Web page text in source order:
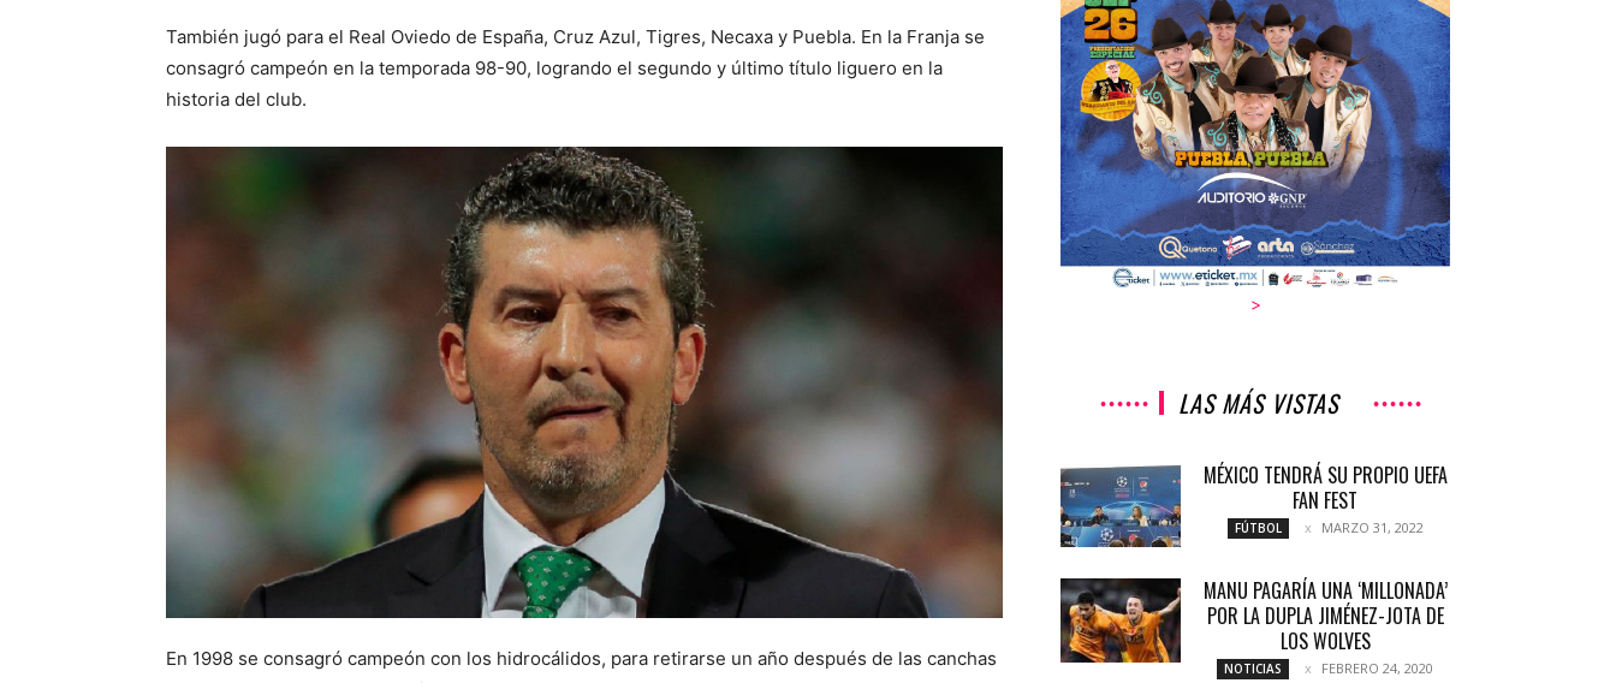
También jugó para el Real Oviedo de España, Cruz Azul, Tigres, Necaxa y Puebla. En la Franja se
consagró campeón en la temporada 98-90, logrando el segundo y último título liguero en la
historia del club.
En 1998 se consagró campeón con los hidrocálidos, para retirarse un año después de las canchas
>
LAS MÁS VISTAS
MÉXICO TENDRÁ SU PROPIO UEFA
FAN FEST
FÚTBOL MARZO 31, 2022
MANU PAGARÍA UNA ‘MILLONADA’
POR LA DUPLA JIMÉNEZ-JOTA DE
LOS WOLVES
NOTICIAS FEBRERO 24, 2020